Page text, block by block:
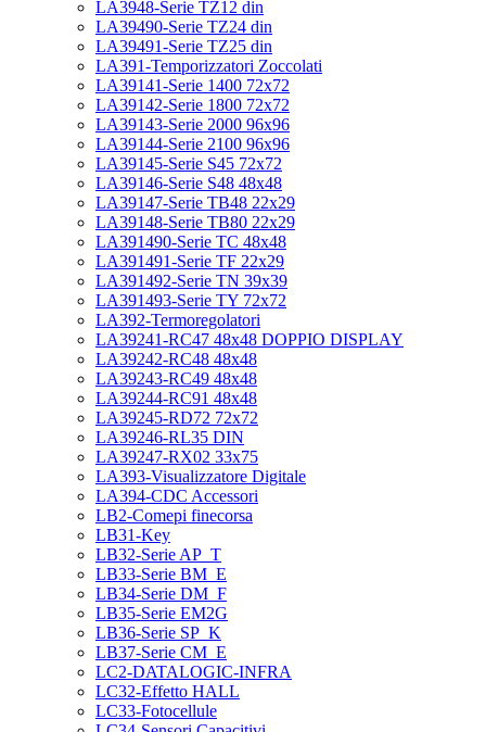
LA3948-Serie TZ12 din
LA39490-Serie TZ24 din
LA39491-Serie TZ25 din
LA391-Temporizzatori Zoccolati
LA39141-Serie 1400 72x72
LA39142-Serie 1800 72x72
LA39143-Serie 2000 96x96
LA39144-Serie 2100 96x96
LA39145-Serie S45 72x72
LA39146-Serie S48 48x48
LA39147-Serie TB48 22x29
LA39148-Serie TB80 22x29
LA391490-Serie TC 48x48
LA391491-Serie TF 22x29
LA391492-Serie TN 39x39
LA391493-Serie TY 72x72
LA392-Termoregolatori
LA39241-RC47 48x48 DOPPIO DISPLAY
LA39242-RC48 48x48
LA39243-RC49 48x48
LA39244-RC91 48x48
LA39245-RD72 72x72
LA39246-RL35 DIN
LA39247-RX02 33x75
LA393-Visualizzatore Digitale
LA394-CDC Accessori
LB2-Comepi finecorsa
LB31-Key
LB32-Serie AP_T
LB33-Serie BM_E
LB34-Serie DM_F
LB35-Serie EM2G
LB36-Serie SP_K
LB37-Serie CM_E
LC2-DATALOGIC-INFRA
LC32-Effetto HALL
LC33-Fotocellule